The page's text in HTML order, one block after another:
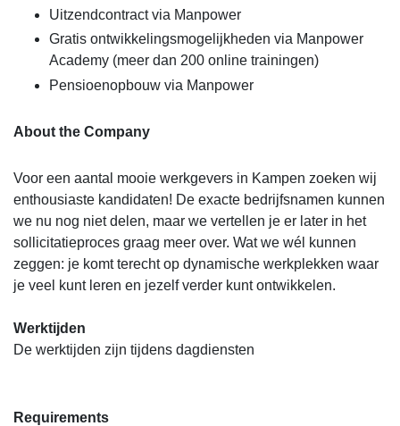
Uitzendcontract via Manpower
Gratis ontwikkelingsmogelijkheden via Manpower
Academy (meer dan 200 online trainingen)
Pensioenopbouw via Manpower
About the Company
Voor een aantal mooie werkgevers in Kampen zoeken wij
enthousiaste kandidaten! De exacte bedrijfsnamen kunnen
we nu nog niet delen, maar we vertellen je er later in het
sollicitatieproces graag meer over. Wat we wél kunnen
zeggen: je komt terecht op dynamische werkplekken waar
je veel kunt leren en jezelf verder kunt ontwikkelen.
Werktijden
De werktijden zijn tijdens dagdiensten
Requirements